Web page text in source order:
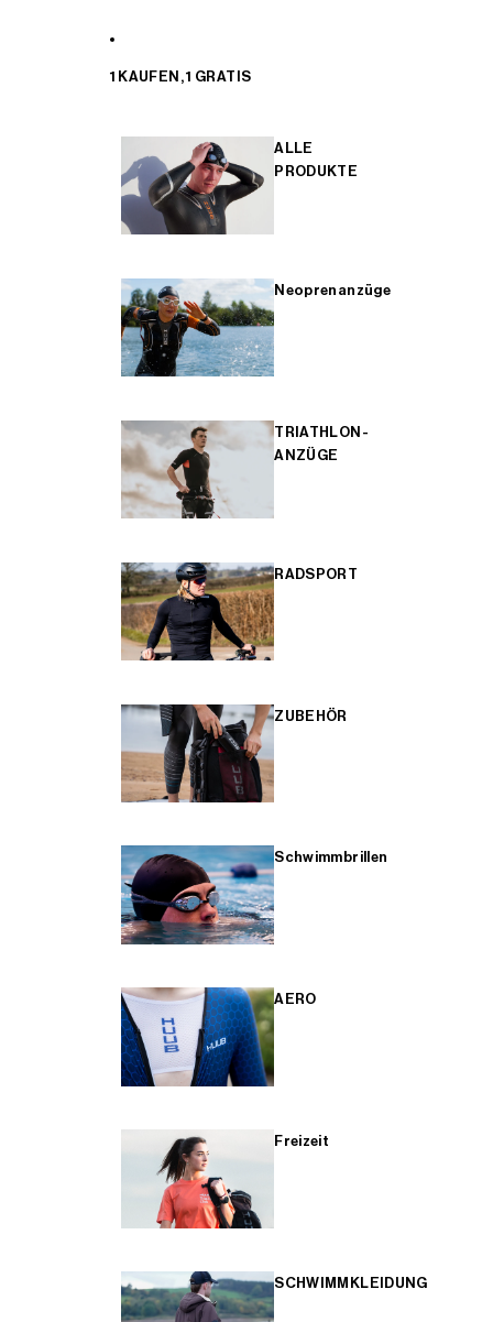
1 KAUFEN, 1 GRATIS
ALLE
PRODUKTE
Neoprenanzüge
TRIATHLON-
ANZÜGE
RADSPORT
ZUBEHÖR
Schwimmbrillen
AERO
Freizeit
SCHWIMMKLEIDUNG